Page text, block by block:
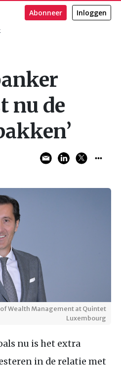
Abonneer Inloggen
nu de
of Wealth Management at Quintet
Luxembourg
nu is het extra
in de relatie met